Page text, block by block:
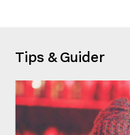
Tips & Guider